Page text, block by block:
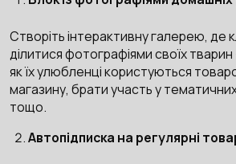
Створіть інтерактивну галерею, де
ділитися фотографіями своїх
як їх улюбленці користуються
магазину, брати участь у
тощо.
Автопідписка на регулярні